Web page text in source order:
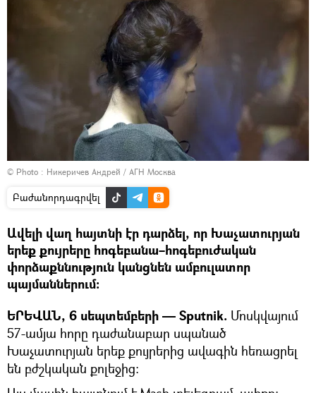
© Photo : Никеричев Андрей / АГН Москва
Բաժանորդագրվել
Ավելի վաղ հայտնի էր դարձել, որ Խաչատուրյան
երեք քույրերը հոգեբանա–հոգեբուժական
փորձաքննություն կանցնեն ամբուլատոր
պայմաններում։
ԵՐԵՎԱՆ, 6 սեպտեմբերի — Sputnik. Մոսկվայում
57-ամյա հորը դաժանաբար սպանած
Խաչատուրյան երեք քույրերից ավագին հեռացրել
են բժշկական քոլեջից։